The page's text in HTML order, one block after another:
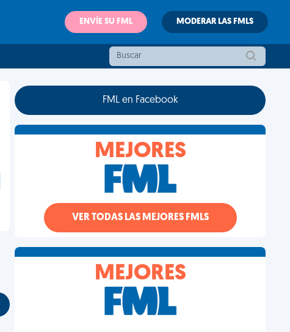
ENVÍE SU FML MODERAR LAS FMLS
FML en Facebook
MEJORES
VER TODAS LAS MEJORES FMLS
MEJORES